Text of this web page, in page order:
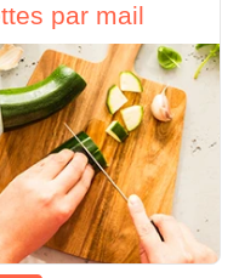
par mail